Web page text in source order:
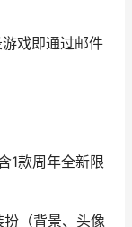
戏即通过邮件
1款周年全新限
（背景、头像